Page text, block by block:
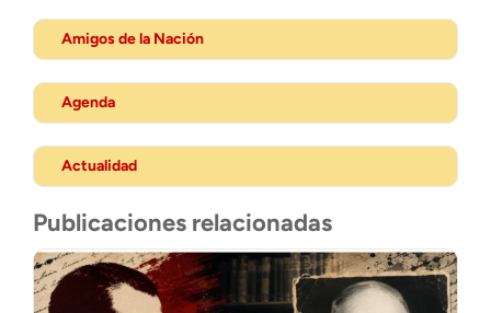
Amigos de la Nación
Agenda
Actualidad
Publicaciones relacionadas